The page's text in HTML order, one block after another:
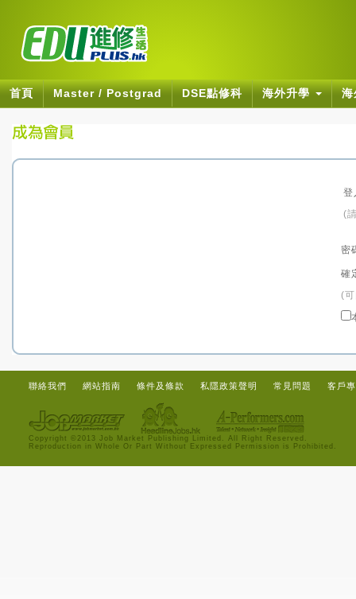
首頁 Master / Postgrad DSE點修科 海外升學
登
(
密
確
(
聯絡我們 網站指南 條件及條款 私隱政策聲明 常見問題 客戶
Copyright ©2013 Job Market Publishing Limited. All Right Reserved.
Reproduction in Whole Or Part Without Expressed Permission is Prohibited.